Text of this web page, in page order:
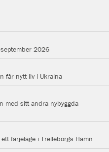
2026
får nytt liv i Ukraina
med sitt andra nybyggda
färjeläge i Trelleborgs Hamn